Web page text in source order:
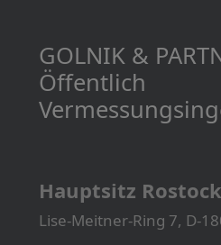
GOLNIK &
Öffentlich
Hauptsitz Rostock
Lise-Meitner-Ring 7, D-